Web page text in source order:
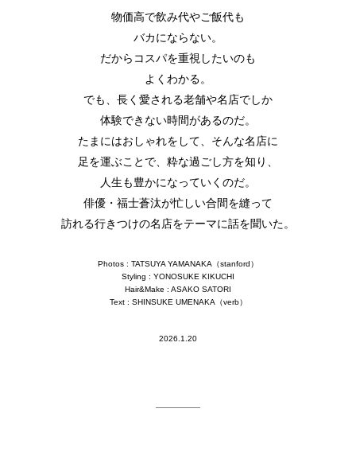
物価高で飲み代やご飯代も
バカにならない。
だからコスパを重視したいのも
よくわかる。
でも、長く愛される老舗や名店でしか
体験できない時間があるのだ。
たまにはおしゃれをして、そんな名店に
足を運ぶことで、粋な過ごし方を知り、
人生も豊かになっていくのだ。
俳優・福士蒼汰が忙しい合間を縫って
訪れる行きつけの名店をテーマに話を聞いた。
Photos : TATSUYA YAMANAKA（stanford）
Styling : YONOSUKE KIKUCHI
Hair&Make : ASAKO SATORI
Text : SHINSUKE UMENAKA（verb）
2026.1.20